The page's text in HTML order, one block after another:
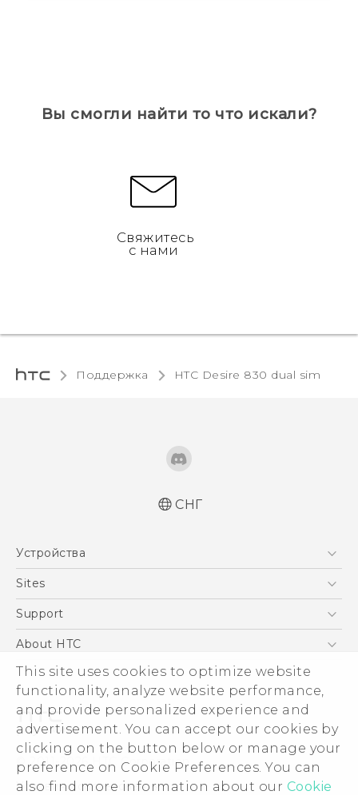
This site uses cookies to optimize website
functionality, analyze website performance,
and provide personalized experience and
advertisement. You can accept our cookies by
clicking on the button below or manage your
preference on Cookie Preferences. You can
also find more information about our Cookie
Вы смогли найти то что искали?
Свяжитесь
с нами
Поддержка HTC Desire 830 dual sim‎
Русский - Руководство пользователя
Русский - Руководство по безопасности и
соответствию стандартам
Қазақ - жұмысты бастау нұсқаулығы
Қазақ - Пайдаланушы нұсқаулығы
ақпараты
English - Quick start guide
English - User manual
English - Safety and regulatory guide
СНГ
Устройства
5G
EXODUS
VIVE
Sites
HTC Dev
Support
ПОДДЕРЖКА
About HTC
ESG
Инвестирование
Политика конфиденциальности
Безопасность продуктов
Вакансии
© 2011-2026 HTC Corporation
Условия использования.